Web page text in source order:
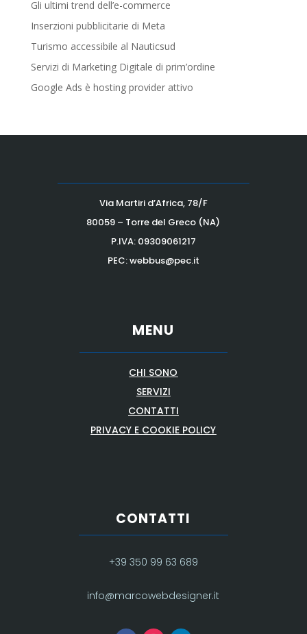
Gli ultimi trend dell’e-commerce
Inserzioni pubblicitarie di Meta
Turismo accessibile al Nauticsud
Servizi di Marketing Digitale di prim’ordine
Google Ads è hosting provider attivo
Via Martiri d’Africa, 78/F
80059 – Torre del Greco (NA)
P.IVA: 09309061217
PEC: webbus@pec.it
MENU
CHI SONO
SERVIZI
CONTATTI
PRIVACY E COOKIE POLICY
CONTATTI
+39 350 99 63 689
info@marcowebdesigner.it